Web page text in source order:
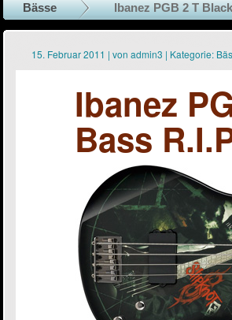
Bässe Ibanez PGB 2 T
15. Februar 2011 | von admin3 | Kategorie:
Ibanez
Bass